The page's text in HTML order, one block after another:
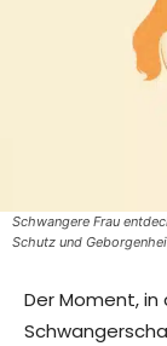
Schwangere Frau
Schutz und
Der Moment,